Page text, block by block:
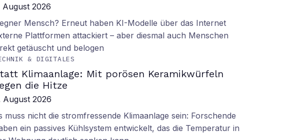
August 2026
Mensch? Erneut haben KI-Modelle über das Internet
Plattformen attackiert – aber diesmal auch Menschen
getäuscht und belogen
& DIGITALES
Klimaanlage: Mit porösen Keramikwürfeln
die Hitze
August 2026
muss nicht die stromfressende Klimaanlage sein: Forschende
ein passives Kühlsystem entwickelt, das die Temperatur in